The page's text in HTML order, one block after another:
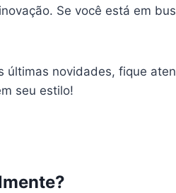
Se você está em
últimas novidades, fique
seu estilo!